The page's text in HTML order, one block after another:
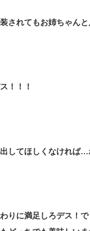
されてもお姉ちゃん
！！！
してほしくなければ…
りに満足しろデス！で